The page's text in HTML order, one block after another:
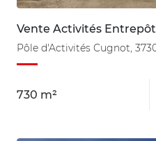
Vente Activités
Pôle d'Activités Cugnot,
730 m²